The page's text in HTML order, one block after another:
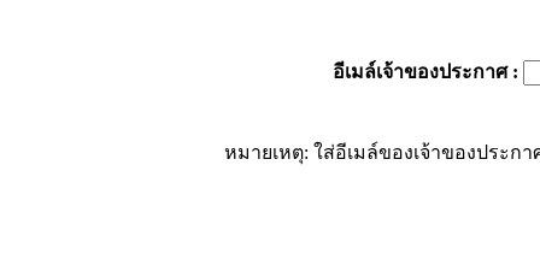
อีเมล์เจ้าของประกาศ:
หมายเหตุ: ใส่อีเมล์ของเจ้าของประก